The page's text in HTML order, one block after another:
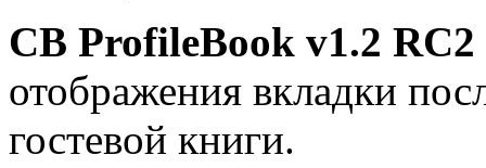
CB ProfileBook v1.2 RC2
отображения вкладки
гостевой книги.